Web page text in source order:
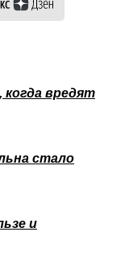
когда вредят
стало
и